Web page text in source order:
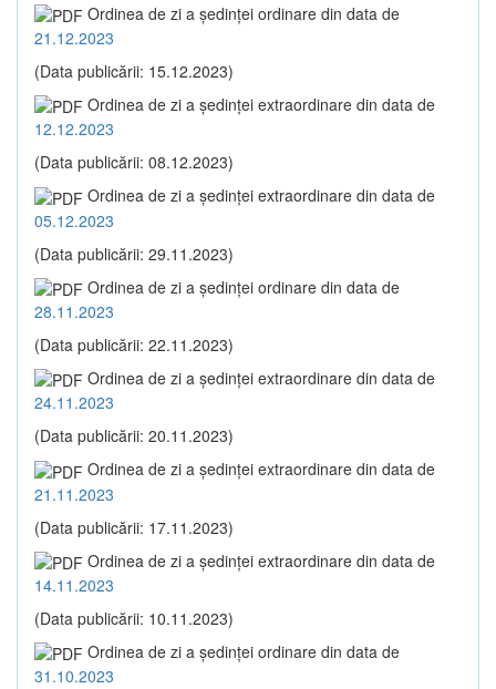
Ordinea de zi a şedinţei ordinare din data de
21.12.2023
(Data publicării: 15.12.2023)
Ordinea de zi a şedinţei extraordinare din data de
12.12.2023
(Data publicării: 08.12.2023)
Ordinea de zi a şedinţei extraordinare din data de
05.12.2023
(Data publicării: 29.11.2023)
Ordinea de zi a şedinţei ordinare din data de
28.11.2023
(Data publicării: 22.11.2023)
Ordinea de zi a şedinţei extraordinare din data de
24.11.2023
(Data publicării: 20.11.2023)
Ordinea de zi a şedinţei extraordinare din data de
21.11.2023
(Data publicării: 17.11.2023)
Ordinea de zi a şedinţei extraordinare din data de
14.11.2023
(Data publicării: 10.11.2023)
Ordinea de zi a şedinţei ordinare din data de
31.10.2023